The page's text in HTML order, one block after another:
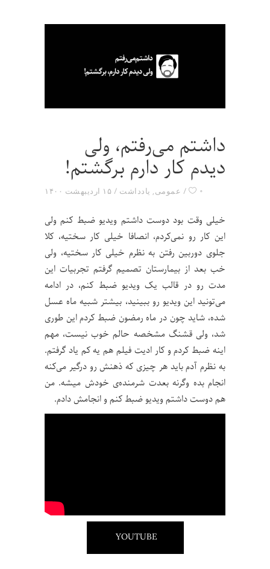
داشتم می‌رفتم، ولی
دیدم کار دارم برگشتم!
۱۵ اردیبهشت ۱۴۰۰ عمومی, یادداشت ۰
خیلی وقت بود دوست داشتم ویدیو ضبط کنم ولی
این کار رو نمی‌کردم، انصافا خیلی کار سختیه، کلا
جلوی دوربین رفتن به نظرم خیلی کار سختیه، ولی
خب بعد از بیمارستان تصمیم گرفتم تجربیات این
مدت رو در قالب یک ویدیو ضبط کنم، در ادامه
می‌تونید این ویدیو رو ببینید، بیشتر شبیه ماه عسل
شده، شاید چون در ماه رمضون ضبط کردم این طوری
شد، ولی قشنگ مشخصه حالم خوب نیست، مهم
اینه ضبط کردم و کار ادیت فیلم هم یه کم یاد گرفتم.
به نظرم آدم باید هر چیزی که ذهنش رو درگیر می‌کنه
انجام بده وگرنه بعدت شرمنده‌ی خودش میشه. من
هم دوست داشتم ویدیو ضبط کنم و انجامش دادم.
YOUTUBE